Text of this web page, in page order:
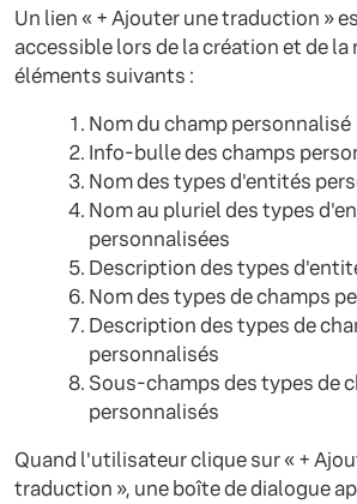
Un lien « + Ajouter une traduction »
accessible lors de la création et de
éléments suivants :
Nom du champ personnalisé
Info-bulle des champs
Nom des types d'entités
Nom au pluriel des types
personnalisées
Description des types
Nom des types de champs
Description des types de
personnalisés
Sous-champs des types de
personnalisés
Quand l'utilisateur clique sur « +
traduction », une boîte de dialogue